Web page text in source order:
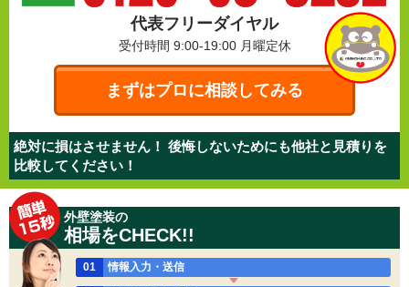
代表フリーダイヤル
受付時間 9:00-19:00 月曜定休
まずはプロに相談してみる
絶対に損はさせません！ 後悔しないためにも他社と見積りを
比較してください！
外壁塗装の
相場をCHECK!!
01 情報入力・送信